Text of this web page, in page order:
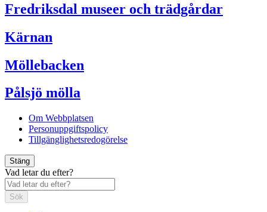
Fredriksdal museer och trädgårdar
Kärnan
Möllebacken
Pålsjö mölla
Om Webbplatsen
Personuppgiftspolicy
Tillgänglighetsredogörelse
Stäng
Vad letar du efter?
Sök